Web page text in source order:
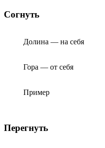
Согнуть
Долина — на себя
Гора — от себя
Пример
Перегнуть